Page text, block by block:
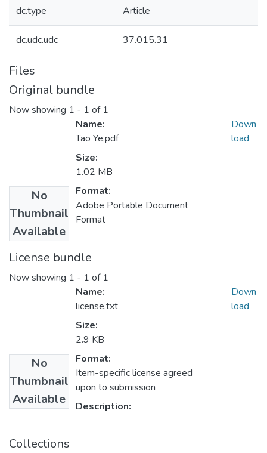
dc.type Article
dc.udc.udc 37.015.31
Files
Original bundle
Now showing 1 - 1 of 1
No
Thumbnail
Available
Name:
Tao Ye.pdf
Size:
1.02 MB
Format:
Adobe Portable Document
Format
Down
load
License bundle
Now showing 1 - 1 of 1
No
Thumbnail
Available
Name:
license.txt
Size:
2.9 KB
Format:
Item-specific license agreed
upon to submission
Description:
Down
load
Collections